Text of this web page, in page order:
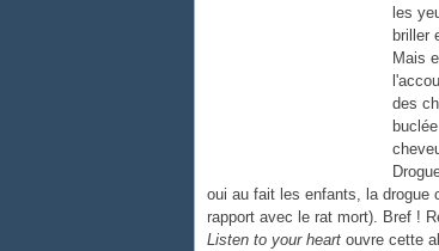
les
briller
Mais
des
oui au fait les enfants, la drogue
rapport avec le rat mort). Bref !
Listen to your heart ouvre cette